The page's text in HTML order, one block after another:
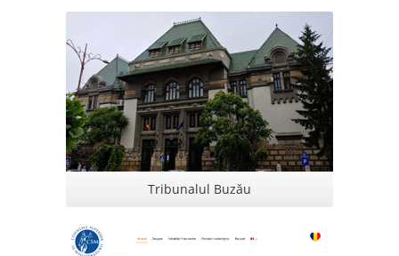
Tribunalul Buzău